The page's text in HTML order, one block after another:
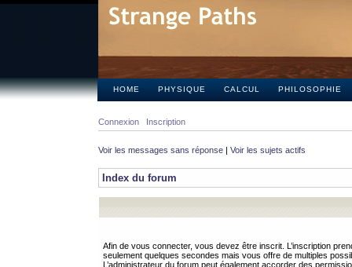
HOME PHYSIQUE CALCUL PHILOSOPHIE
Connexion Inscription
Voir les messages sans réponse | Voir les sujets actifs
Index du forum
Afin de vous connecter, vous devez être inscrit. L’inscription
seulement quelques secondes mais vous offre de multiples
L’administrateur du forum peut également accorder des